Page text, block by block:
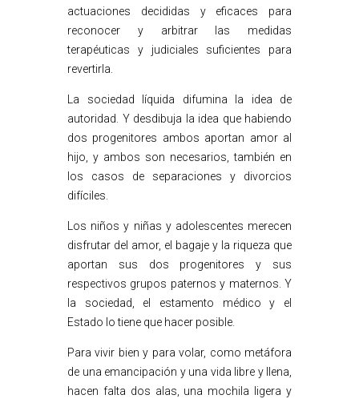
actuaciones decididas y eficaces para
reconocer y arbitrar las medidas
terapéuticas y judiciales suficientes para
revertirla.
La sociedad líquida difumina la idea de
autoridad. Y desdibuja la idea que habiendo
dos progenitores ambos aportan amor al
hijo, y ambos son necesarios, también en
los casos de separaciones y divorcios
difíciles.
Los niños y niñas y adolescentes merecen
disfrutar del amor, el bagaje y la riqueza que
aportan sus dos progenitores y sus
respectivos grupos paternos y maternos. Y
la sociedad, el estamento médico y el
Estado lo tiene que hacer posible.
Para vivir bien y para volar, como metáfora
de una emancipación y una vida libre y llena,
hacen falta dos alas, una mochila ligera y